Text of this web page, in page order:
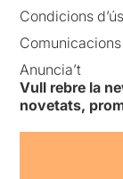
Condicions d’ús
Anuncia’t
Vull rebre la
novetats,